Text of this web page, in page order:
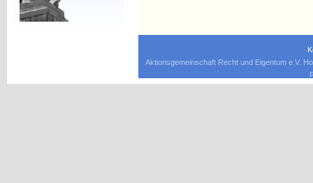
Aktionsgemeinschaft Recht und Eigentum e.V.